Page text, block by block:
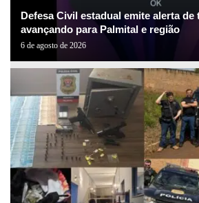
Defesa Civil estadual emite alerta de
avançando para Palmital e região
6 de agosto de 2026